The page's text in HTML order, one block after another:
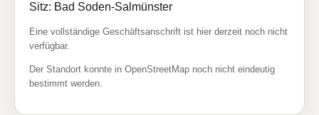
Sitz: Bad Soden-Salmünster
Eine vollständige Geschäftsanschrift ist hier derzeit noch nicht
verfügbar.
Der Standort konnte in OpenStreetMap noch nicht eindeutig
bestimmt werden.